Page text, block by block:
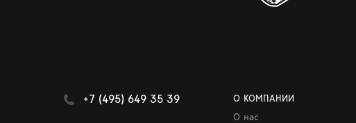
+7 (495) 649 35 39
О КОМПАНИИ
О нас